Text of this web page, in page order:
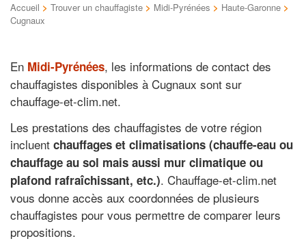
Accueil > Trouver un chauffagiste > Midi-Pyrénées > Haute-Garonne >
Cugnaux
En Midi-Pyrénées, les informations de contact des
chauffagistes disponibles à Cugnaux sont sur
chauffage-et-clim.net.
Les prestations des chauffagistes de votre région
incluent chauffages et climatisations (chauffe-eau ou
chauffage au sol mais aussi mur climatique ou
plafond rafraîchissant, etc.). Chauffage-et-clim.net
vous donne accès aux coordonnées de plusieurs
chauffagistes pour vous permettre de comparer leurs
propositions.